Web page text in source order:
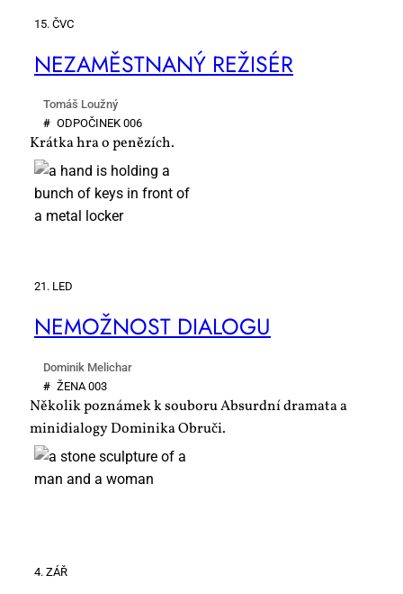
15. ČVC
NE­ZA­MĚST­NA­NÝ RE­ŽI­SÉR
Tomáš Loužný
# OD­PO­ČI­NEK 006
Krátka hra o penězích.
21. LED
NE­MOŽ­NOST DI­A­LO­GU
Dominik Melichar
# ŽE­NA 003
Několik poznámek k souboru Absurdní dramata a
minidialogy Dominika Obruči.
4. ZÁŘ